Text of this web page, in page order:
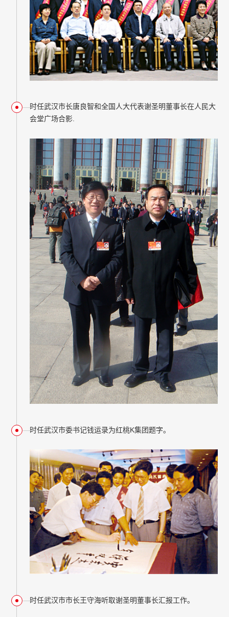
时任武汉市长唐良智和全国人大代表谢圣明董事长在人民大
会堂广场合影.
时任武汉市委书记钱运录为红桃K集团题字。
时任武汉市市长王守海听取谢圣明董事长汇报工作。